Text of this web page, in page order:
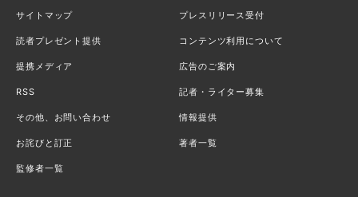
サイトマップ プレスリリース受付
読者プレゼント提供 コンテンツ利用について
提携メディア 広告のご案内
RSS 記者・ライター募集
その他、お問い合わせ 情報提供
お詫びと訂正 著者一覧
監修者一覧